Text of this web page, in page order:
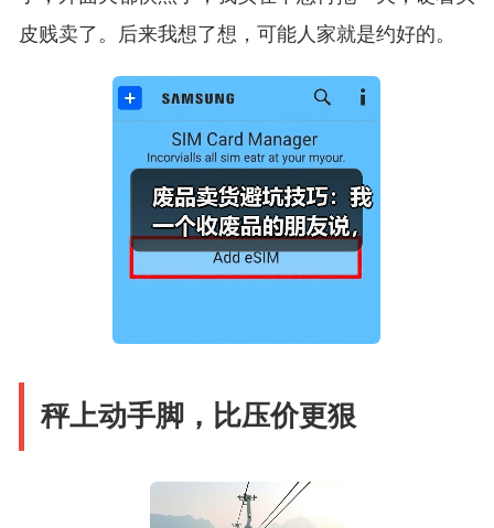
皮贱卖了。后来我想了想，可能人家就是约好的。
秤上动手脚，比压价更狠